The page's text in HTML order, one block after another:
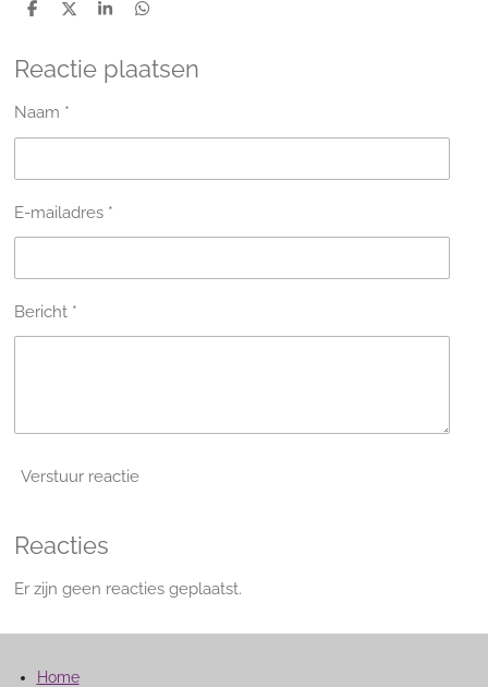
D
e
n
D
l
S
r
e
D
e
n
Reactie plaatsen
Naam *
E-mailadres *
Bericht *
Verstuur reactie
Reacties
Er zijn geen reacties geplaatst.
Home